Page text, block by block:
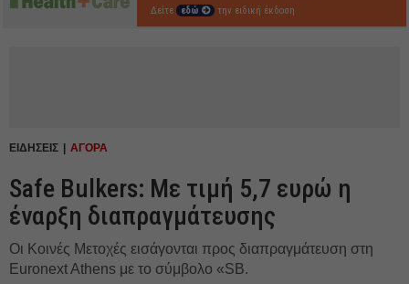
Δείτε εδώ την ειδική έκδοση
ΕΙΔΗΣΕΙΣ ΑΓΟΡΑ
Safe Bulkers: Με τιμή 5,7 ευρώ η
έναρξη διαπραγμάτευσης
Οι Κοινές Μετοχές εισάγονται προς διαπραγμάτευση στη
Euronext Athens με το σύμβολο «SB.